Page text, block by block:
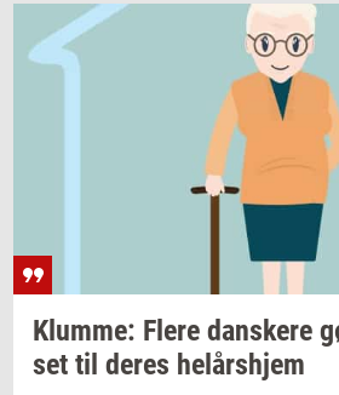
Klum­me: Flere dan­ske­re
set til deres helårs­hjem